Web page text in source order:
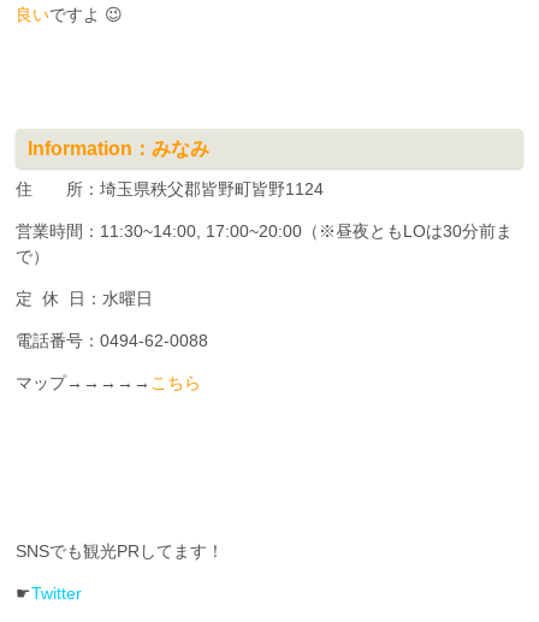
良いですよ 😉
Information：みなみ
住 所：埼玉県秩父郡皆野町皆野1124
営業時間：11:30~14:00, 17:00~20:00（※昼夜ともLOは30分前ま
で）
定 休 日：水曜日
電話番号：0494-62-0088
マップ→→→→→ こちら
SNSでも観光PRしてます！
☛Twitter